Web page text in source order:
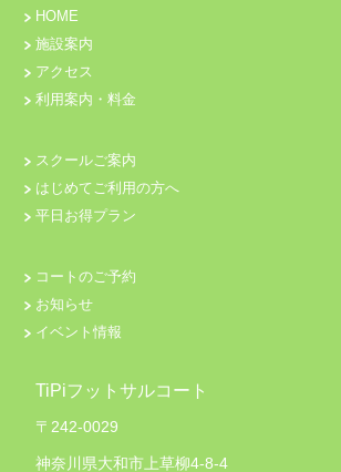
HOME
施設案内
アクセス
利用案内・料金
スクールご案内
はじめてご利用の方へ
平日お得プラン
コートのご予約
お知らせ
イベント情報
TiPiフットサルコート
〒242-0029
神奈川県大和市上草柳4-8-4